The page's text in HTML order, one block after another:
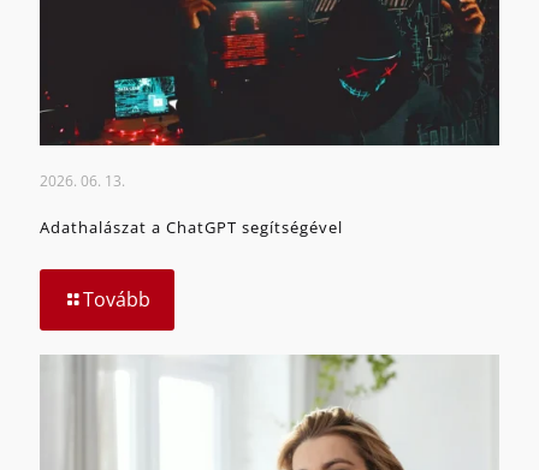
2026. 06. 13.
Adathalászat a ChatGPT segítségével
Tovább